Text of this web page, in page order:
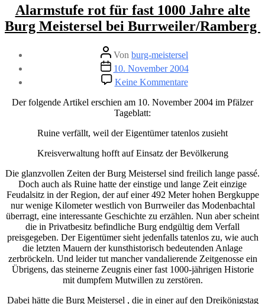
Kategorien
Alarmstufe rot für fast 1000 Jahre alte
Burg Meistersel bei Burrweiler/Ramberg
Beitragsautor
Von burg-meistersel
Veröffentlichungsdatum
10. November 2004
Keine Kommentarezu
Alarmstufe
rot
1000
alte
Meistersel
bei
Burrweiler/
Der folgende Artikel erschien am 10. November 2004 im Pfälzer
Tageblatt:
Ruine verfällt, weil der Eigentümer tatenlos zusieht
Kreisverwaltung hofft auf Einsatz der Bevölkerung
Die glanzvollen Zeiten der Burg Meistersel sind freilich lange passé.
Doch auch als Ruine hatte der einstige und lange Zeit einzige
Feudalsitz in der Region, der auf einer 492 Meter hohen Bergkuppe
nur wenige Kilometer westlich von Burrweiler das Modenbachtal
überragt, eine interessante Geschichte zu erzählen. Nun aber scheint
die in Privatbesitz befindliche Burg endgültig dem Verfall
preisgegeben. Der Eigentümer sieht jedenfalls tatenlos zu, wie auch
die letzten Mauern der kunsthistorisch bedeutenden Anlage
zerbröckeln. Und leider tut mancher vandalierende Zeitgenosse ein
Übrigens, das steinerne Zeugnis einer fast 1000-jährigen Historie
mit dumpfem Mutwillen zu zerstören.
Dabei hätte die Burg Meistersel , die in einer auf den Dreikönigstag